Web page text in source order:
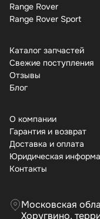
Range Rover
Range Rover Sport
Каталог запчастей
Свежие поступления
Отзывы
Бло
О компании
Гарантия и возврат
Доставка и оплата
Юридическая
Контакты
Московская
Хоругвино,